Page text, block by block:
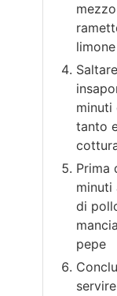
minuti
tanto
Prima
minuti
di
pepe